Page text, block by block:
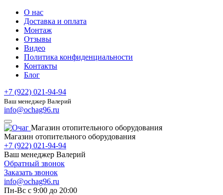
О нас
Доставка и оплата
Монтаж
Отзывы
Видео
Политика конфиденциальности
Контакты
Блог
+7 (922) 021-94-94
Ваш менеджер Валерий
info@ochag96.ru
Магазин отопительного оборудования
Магазин отопительного оборудования
+7 (922) 021-94-94
Ваш менеджер Валерий
Обратный звонок
Заказать звонок
info@ochag96.ru
Пн-Вс с 9:00 до 20:00